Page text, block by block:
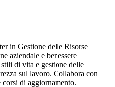
in Gestione delle Risorse
aziendale e benessere
di vita e gestione delle
sul lavoro. Collabora con
di aggiornamento.